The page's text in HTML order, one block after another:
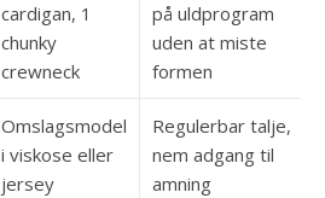
cardigan, 1
chunky
crewneck
på uldprogram
uden at miste
formen
Omslagsmodel
i viskose eller
jersey
Regulerbar talje,
nem adgang til
amning